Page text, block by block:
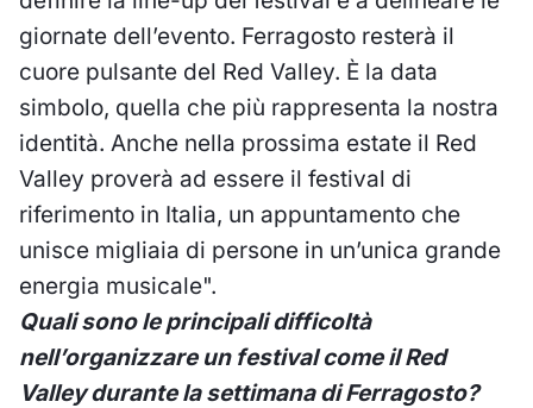
giornate dell’evento. Ferragosto resterà il
cuore pulsante del Red Valley. È la data
simbolo, quella che più rappresenta la nostra
identità. Anche nella prossima estate il Red
Valley proverà ad essere il festival di
riferimento in Italia, un appuntamento che
unisce migliaia di persone in un’unica grande
energia musicale".
Quali sono le principali difficoltà
nell’organizzare un festival come il Red
Valley durante la settimana di Ferragosto?